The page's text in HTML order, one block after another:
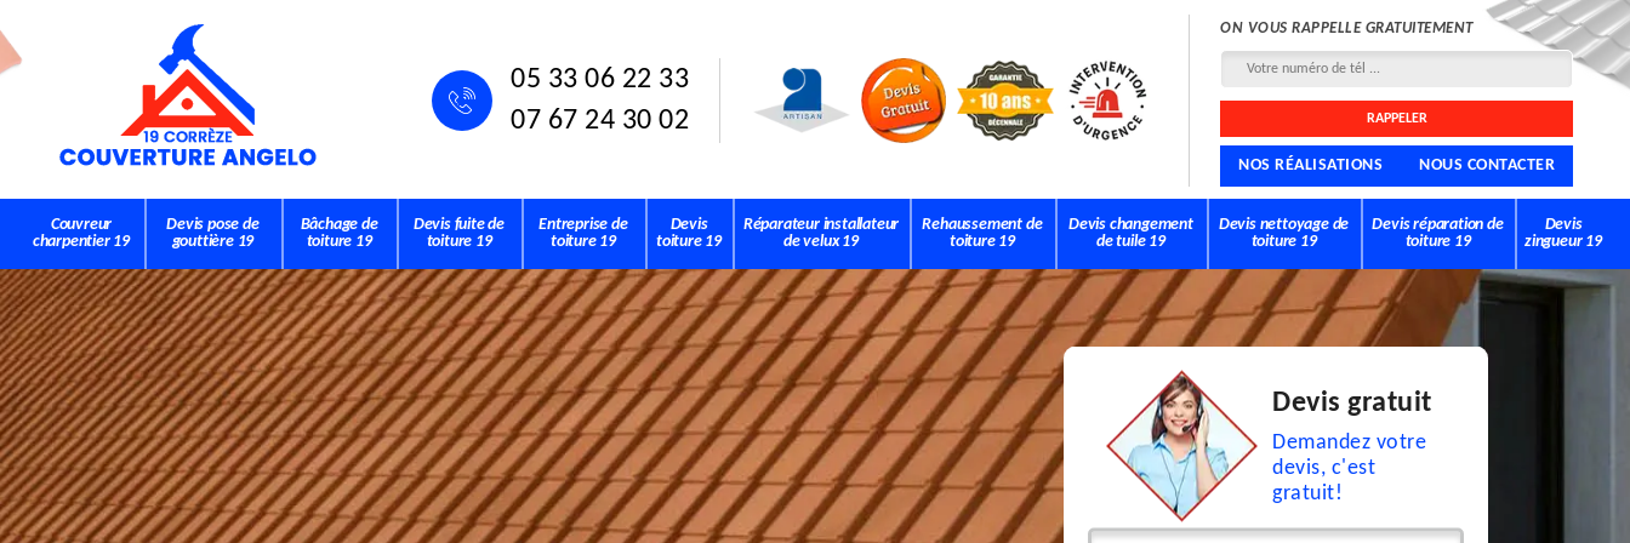
05 33 06 22 33
07 67 24 30 02
ON VOUS RAPPELLE GRATUITEMENT
NOS RÉALISATIONS NOUS CONTACTER
Couvreur
charpentier 19
Devis pose de
gouttière 19
Bâchage de
toiture 19
Devis fuite de
toiture 19
Entreprise de
toiture 19
Devis
toiture 19
Réparateur installateur
de velux 19
Rehaussement de
toiture 19
Devis changement
de tuile 19
Devis nettoyage de
toiture 19
Devis réparation de
toiture 19
Devis
zingueur 19
Devis gratuit
Demandez votre
devis, c'est
gratuit!